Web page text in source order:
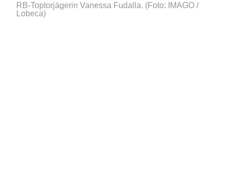
RB-Toptorjägerin Vanessa Fudalla. (Foto: IMAGO /
Lobeca)